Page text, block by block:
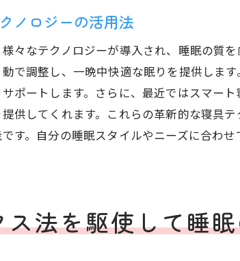
質の良い
睡眠日
睡眠時
目覚ま
健康的な睡
ノロジーの活用法
々なテクノロジーが導入され、睡眠の質
で調整し、一晩中快適な眠りを提供しま
ポートします。さらに、最近ではスマー
供してくれます。これらの革新的な寝具
す。自分の睡眠スタイルやニーズに合わ
ス法を駆使して睡